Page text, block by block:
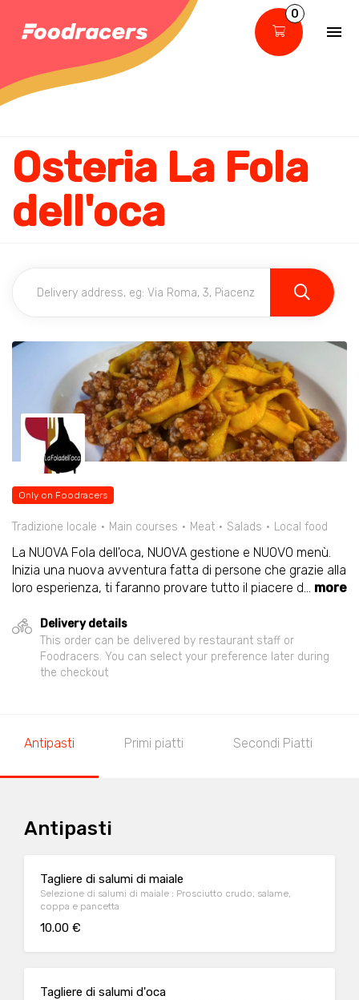
0
Osteria La Fola
dell'oca
Only on Foodracers
Tradizione locale Main courses Meat Salads Local food
La NUOVA Fola dell'oca, NUOVA gestione e NUOVO menù.
Inizia una nuova avventura fatta di persone che grazie alla
loro esperienza, ti faranno provare tutto il piacere d... more
Delivery details
This order can be delivered by restaurant staff or
Foodracers. You can select your preference later during
the checkout
Antipasti Primi piatti Secondi Piatti
Antipasti
Tagliere di salumi di maiale
Selezione di salumi di maiale : Prosciutto crudo, salame,
coppa e pancetta
10.00 €
Tagliere di salumi d'oca